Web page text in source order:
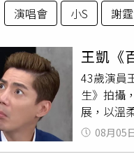
演唱會 小S 謝
王凱《
43歲演員
生》拍攝
展，以溫
告別戲，
大批
08月05